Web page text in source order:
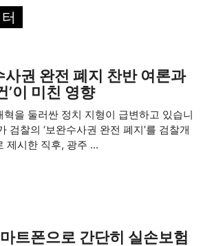
사권 완전 폐지 찬반 여론과
’이 미친 영향
혁을 둘러싼 정치 지형이 급변하고 있습니
검찰의 ‘보완수사권 완전 폐지’를 검찰개
제시한 직후, 광주 ...
트폰으로 간단히 실손보험